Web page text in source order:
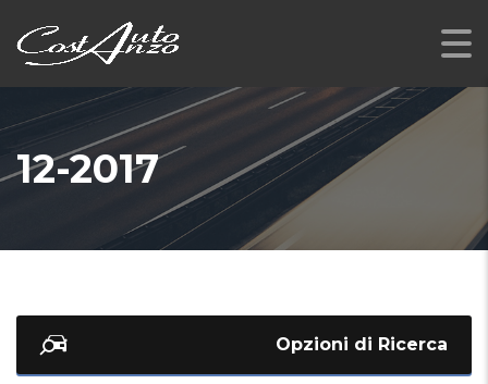
12-2017
Opzioni di Ricerca